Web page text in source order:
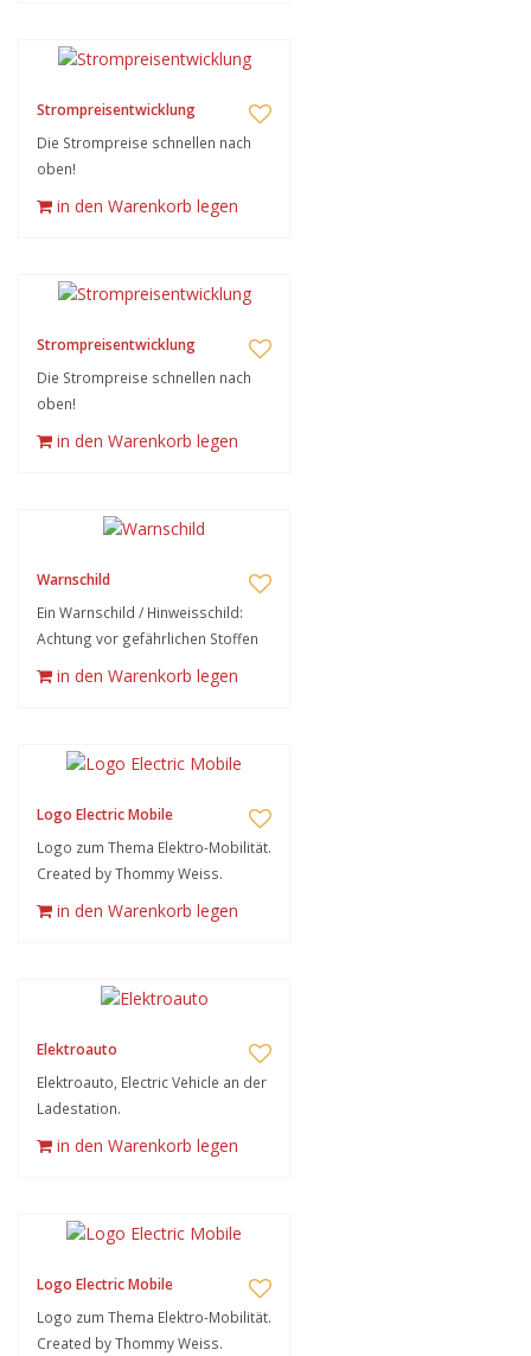
Strompreisentwicklung
Die Strompreise schnellen nach
oben!
in den Warenkorb legen
Strompreisentwicklung
Die Strompreise schnellen nach
oben!
in den Warenkorb legen
Warnschild
Ein Warnschild / Hinweisschild:
Achtung vor gefährlichen Stoffen
in den Warenkorb legen
Logo Electric Mobile
Logo zum Thema Elektro-Mobilität.
Created by Thommy Weiss.
in den Warenkorb legen
Elektroauto
Elektroauto, Electric Vehicle an der
Ladestation.
in den Warenkorb legen
Logo Electric Mobile
Logo zum Thema Elektro-Mobilität.
Created by Thommy Weiss.